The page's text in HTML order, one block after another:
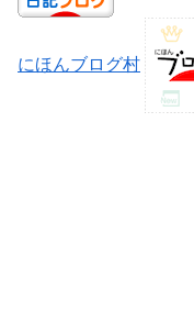
にほんブログ村